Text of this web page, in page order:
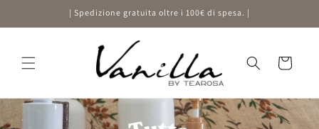
direttamente
ai contenuti
| Spedizione gratuita oltre i 100€ di spesa. |
Carrello